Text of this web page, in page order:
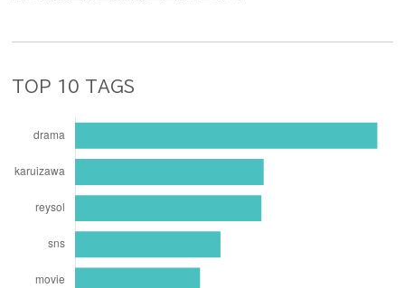
TOP 10 TAGS